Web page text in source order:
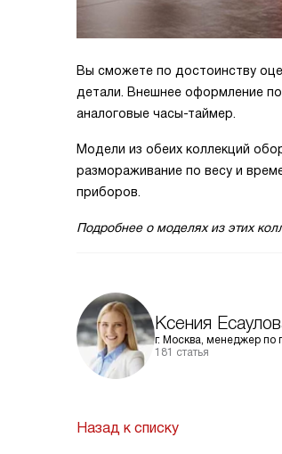
Вы сможете по достоинству
детали. Внешнее оформление
аналоговые часы-таймер.
Модели из обеих коллекций
размораживание по весу и
приборов.
Подробнее о моделях из этих
Ксения
г. Москва, менеджер по
181 статья
Назад к списку